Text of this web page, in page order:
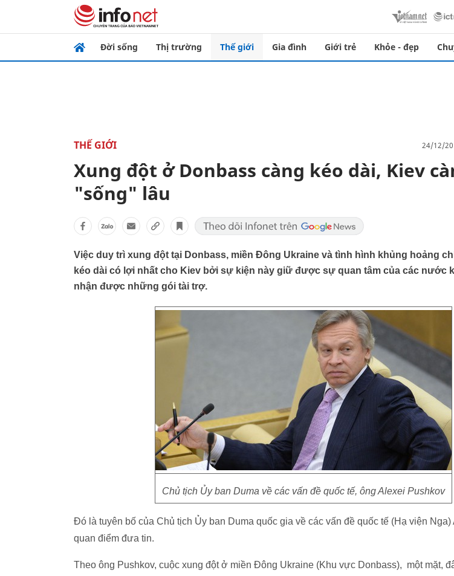
Đời sống Thị trường Thế giới Gia đình Giới trẻ Khỏe - đẹp
THẾ GIỚI 24/12/
Xung đột ở Donbass càng kéo dài, Kiev
"sống" lâu
Việc duy trì xung đột tại Donbass, miền Đông Ukraine và tình hình khủng hoảng
kéo dài có lợi nhất cho Kiev bởi sự kiện này giữ được sự quan tâm của các nước
nhận được những gói tài trợ.
Chủ tịch Ủy ban Duma về các vấn đề quốc tế, ông Alexei Pushkov
Đó là tuyên bố của Chủ tịch Ủy ban Duma quốc gia về các vấn đề quốc tế (Hạ viện Nga)
quan điểm đưa tin.
Theo ông Pushkov, cuộc xung đột ở miền Đông Ukraine (Khu vực Donbass), một mặt,